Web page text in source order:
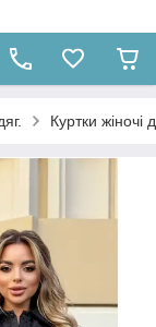
Куртки жіночі